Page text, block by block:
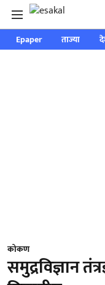
Epaper ताज्या
कोकण
समुद्रविज्ञान